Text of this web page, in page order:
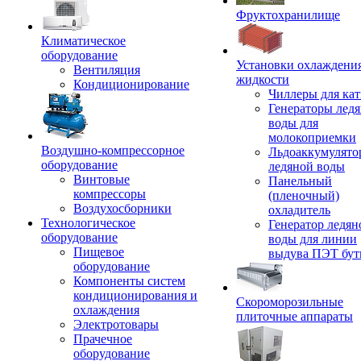
Климатическое
оборудование
Вентиляция
Кондиционирование
Воздушно-компрессорное
оборудование
Винтовые
компрессоры
Воздухосборники
Технологическое
оборудование
Пищевое
оборудование
Компоненты систем
кондиционирования и
охлаждения
Электротовары
Прачечное
оборудование
Фруктохранилище
Установки
жидкости
Чиллеры для
Генераторы
воды для
молокоприемки
ледяной воды
Панельный
(пленочный)
охладитель
Генератор
воды для линии
выдува ПЭТ
Скороморозильные
плиточные аппараты